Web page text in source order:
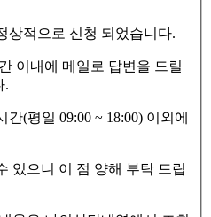
상적으로 신청 되었습니다.
이내에 메일로 답변을 드릴
.
(평일 09:00 ~ 18:00) 이외에
있으니 이 점 양해 부탁 드립